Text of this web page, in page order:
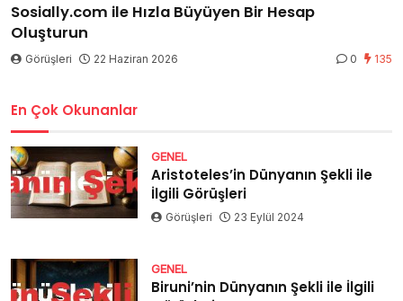
Sosially.com ile Hızla Büyüyen Bir Hesap
Oluşturun
Görüşleri 22 Haziran 2026 0 135
En Çok Okunanlar
GENEL
Aristoteles’in Dünyanın Şekli ile
İlgili Görüşleri
Görüşleri 23 Eylül 2024
GENEL
Biruni’nin Dünyanın Şekli ile İlgili